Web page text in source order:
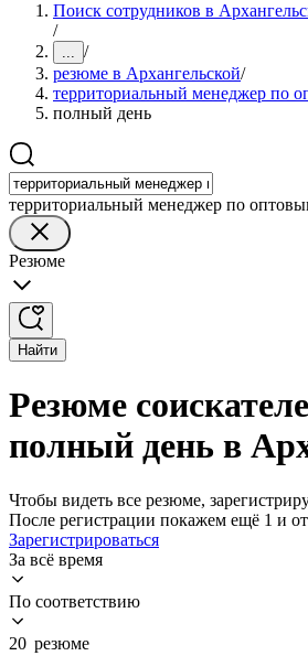
Поиск сотрудников в
/
... /
резюме в Архангельской/
территориальный менеджер по
полный день
территориальный менеджер по
Резюме
Найти
Резюме
полный день в
Чтобы видеть все резюме,
После регистрации покажем ещё 1 и
Зарегистрироваться
За всё время
По соответствию
20 резюме